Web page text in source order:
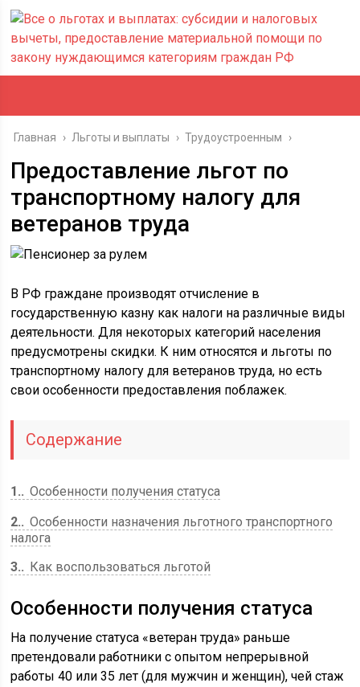
Главная › Льготы и выплаты › Трудоустроенным ›
Предоставление льгот по
транспортному налогу для
ветеранов труда
В РФ граждане производят отчисление в
государственную казну как налоги на различные виды
деятельности. Для некоторых категорий населения
предусмотрены скидки. К ним относятся и льготы по
транспортному налогу для ветеранов труда, но есть
свои особенности предоставления поблажек.
Содержание
1.
Особенности получения статуса
2.
Особенности назначения льготного транспортного
налога
3.
Как воспользоваться льготой
Особенности получения статуса
На получение статуса «ветеран труда» раньше
претендовали работники с опытом непрерывной
работы 40 или 35 лет (для мужчин и женщин), чей стаж